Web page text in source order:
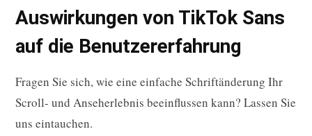
Auswirkungen von TikTok Sans
auf die Benutzererfahrung
Fragen Sie sich, wie eine einfache Schriftänderung Ihr
Scroll- und Anseherlebnis beeinflussen kann? Lassen Sie
uns eintauchen.